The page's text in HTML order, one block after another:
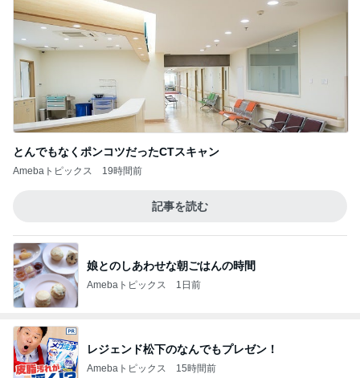
とんでもなくポンコツだったCTスキャン
Amebaトピックス 19時間前
記事を読む
娘とのしあわせな朝ごはんの時間
Amebaトピックス 1日前
レジェンド松下のなんでもプレゼン！
Amebaトピックス 15時間前